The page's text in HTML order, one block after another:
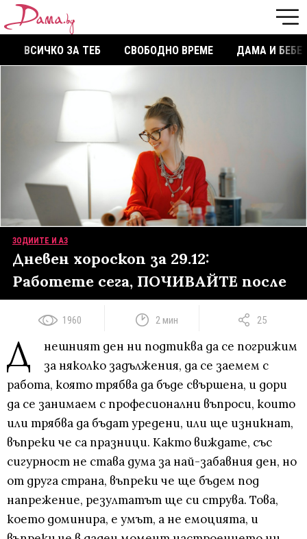
ВСИЧКО ЗА ТЕБ СВОБОДНО ВРЕМЕ ДАМА И БЕБЕ
ЗОДИИТЕ И АЗ
Дневен хороскоп за 29.12:
Работете сега, ПОЧИВАЙТЕ после
1960 2 мин 25
Д
нешният ден ни подтиква да се погрижим
за няколко задължения, да се заемем с
работа, която трябва да бъде свършена, и дори
да се занимаем с професионални въпроси, които
или трябва да бъдат уредени, или ще изникнат,
въпреки че са празници. Както виждате, със
сигурност не става дума за най-забавния ден, но
от друга страна, въпреки че ще бъдем под
напрежение, резултатът ще си струва. Това,
което доминира, е умът, а не емоцията, и